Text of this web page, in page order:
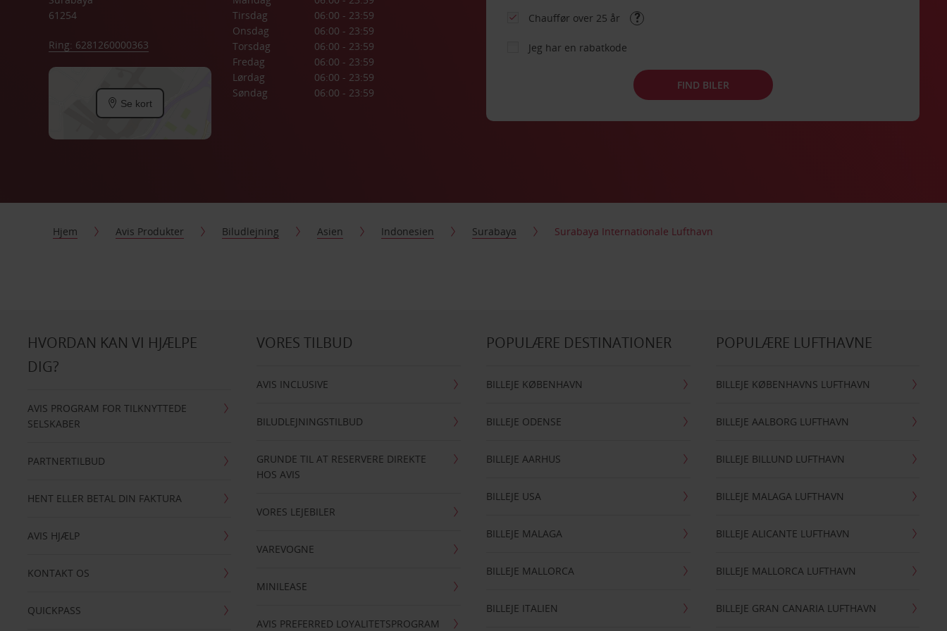
61254
Ring: 6281260000363
Se kort
Tirsdag
06:00 - 23:59
Onsdag
06:00 - 23:59
Torsdag
06:00 - 23:59
Fredag
06:00 - 23:59
Lørdag
06:00 - 23:59
Søndag
06:00 - 23:59
Chauffør over 25 år
Jeg har en rabatkode
FIND BILER
Hjem Avis Produkter Biludlejning Asien Indonesien Surabaya Surabaya Internationale Lufthavn
HVORDAN KAN VI HJÆLPE
DIG?
AVIS PROGRAM FOR TILKNYTTEDE
SELSKABER
PARTNERTILBUD
HENT ELLER BETAL DIN FAKTURA
AVIS HJÆLP
KONTAKT OS
QUICKPASS
VORES TILBUD
AVIS INCLUSIVE
BILUDLEJNINGSTILBUD
GRUNDE TIL AT RESERVERE DIREKTE
HOS AVIS
VORES LEJEBILER
VAREVOGNE
MINILEASE
AVIS PREFERRED LOYALITETSPROGRAM
POPULÆRE DESTINATIONER
BILLEJE KØBENHAVN
BILLEJE ODENSE
BILLEJE AARHUS
BILLEJE USA
BILLEJE MALAGA
BILLEJE MALLORCA
BILLEJE ITALIEN
POPULÆRE LUFTHAVNE
BILLEJE KØBENHAVNS LUFTHAVN
BILLEJE AALBORG LUFTHAVN
BILLEJE BILLUND LUFTHAVN
BILLEJE MALAGA LUFTHAVN
BILLEJE ALICANTE LUFTHAVN
BILLEJE MALLORCA LUFTHAVN
BILLEJE GRAN CANARIA LUFTHAVN